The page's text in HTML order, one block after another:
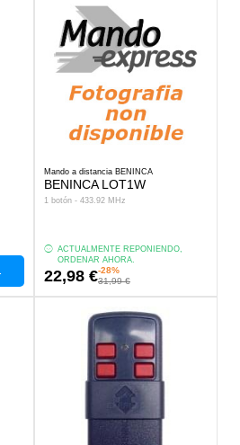
Mando a distancia BENINCA
BENINCA LOT1W
1 botón - 433.92 MHz
ACTUALMENTE REPONIENDO,
ORDENAR AHORA.
22,98 €-28%
31,99 €